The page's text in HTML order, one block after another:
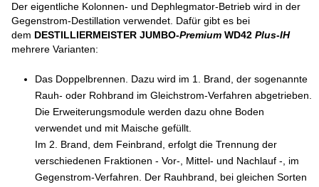
Der eigentliche Kolonnen- und Dephlegmator-Betrieb wird in der
Gegenstrom-Destillation verwendet. Dafür gibt es bei
dem DESTILLIERMEISTER JUMBO-Premium WD42Plus-IH
mehrere Varianten:
Das Doppelbrennen. Dazu wird im 1. Brand, der sogenannte
Rauh- oder Rohbrand im Gleichstrom-Verfahren abgetrieben.
Die Erweiterungsmodule werden dazu ohne Boden
verwendet und mit Maische gefüllt.
Im 2. Brand, dem Feinbrand, erfolgt die Trennung der
verschiedenen Fraktionen - Vor-, Mittel- und Nachlauf -, im
Gegenstrom-Verfahren. Der Rauhbrand, bei gleichen Sorten